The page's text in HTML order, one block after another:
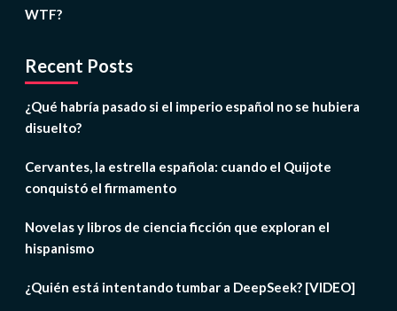
WTF?
Recent Posts
¿Qué habría pasado si el imperio español no se hubiera
disuelto?
Cervantes, la estrella española: cuando el Quijote
conquistó el firmamento
Novelas y libros de ciencia ficción que exploran el
hispanismo
¿Quién está intentando tumbar a DeepSeek? [VIDEO]